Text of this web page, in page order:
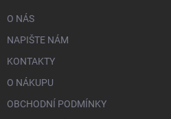
O NÁS
NAPIŠTE NÁM
KONTAKTY
O NÁKUPU
OBCHODNÍ PODMÍNKY